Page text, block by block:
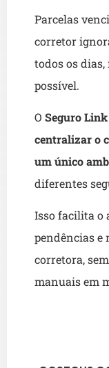
Parcelas
corretor
todos os
possível.
O Seguro Link
centralizar o
um único
diferentes
Isso facilita o
pendências e
corretora,
manuais em